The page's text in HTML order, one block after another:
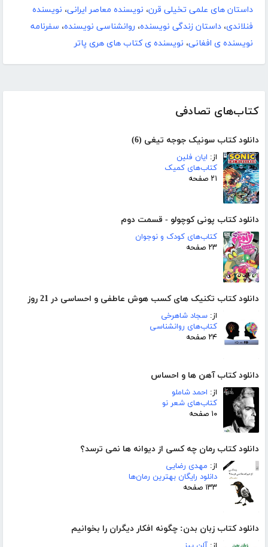
کتاب‌های تصادفی
دانلود کتاب سونیک جوجه تیغی (6)
از: ایان فلین
کتاب‌های کمیک
۲۱ صفحه
دانلود کتاب پونی کوچولو - قسمت دوم
کتاب‌های کودک و نوجوان
۲۳ صفحه
دانلود کتاب تکنیک های کسب هوش عاطفی و احساسی در 21 روز
از: سجاد شاهرخی
کتاب‌های روانشناسی
۲۴ صفحه
دانلود کتاب آهن ها و احساس
از: احمد شاملو
کتاب‌های شعر نو
۱۰ صفحه
دانلود کتاب رمان چه کسی از دیوانه ها نمی ترسد؟
از: مهدی رضایی
دانلود رایگان بهترین رمان‌ها
۱۳۳ صفحه
دانلود کتاب زبان بدن: چگونه افکار دیگران را بخوانیم
داستان های علمی تخیلی قرن، نویسنده معاصر ایرانی، نویسنده
فنلاندی، داستان زندگی نویسنده، روانشناسی نویسنده، سفرنامه
نویسنده ی افغانی، نویسنده ی کتاب های هری پاتر